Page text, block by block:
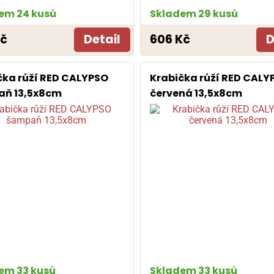
24 kusů
Detail
Skladem 29 kusů
606 Kč
růží RED CALYPSO
13,5x8cm
33 kusů
Krabička růží RED
červená 13,5x8cm
Skladem 33 kusů